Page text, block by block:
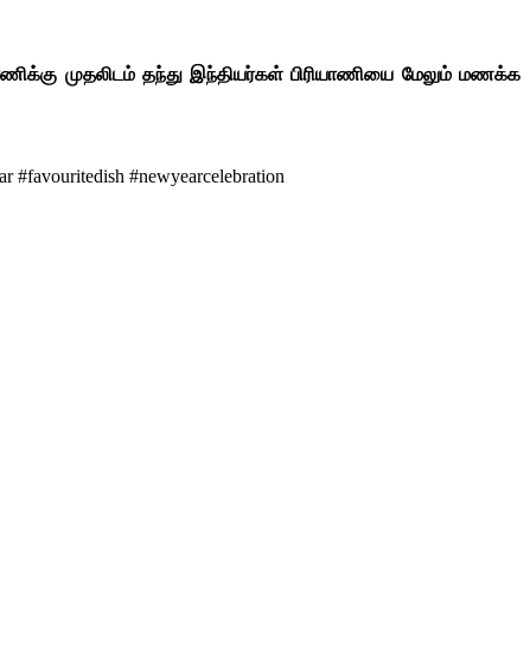
முதலிடம் தந்து இந்தியர்கள் பிரியாணியை மேலும் மணக்க
#newyearcelebration